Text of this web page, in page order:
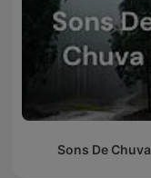
Sons De Chuva